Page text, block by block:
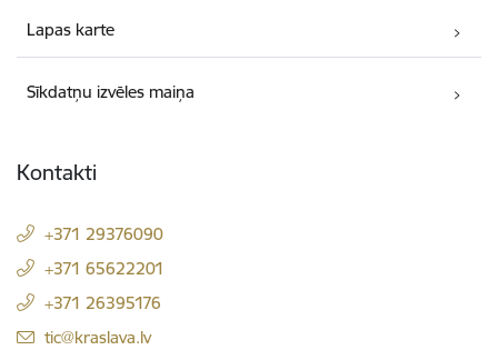
Lapas karte
Sīkdatņu izvēles maiņa
Kontakti
+371 29376090
+371 65622201
+371 26395176
E-pasts:
tic@kraslava.lv